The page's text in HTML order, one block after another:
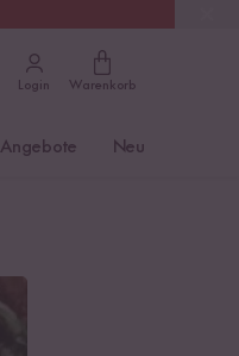
Login Warenkorb
Angebote Neu